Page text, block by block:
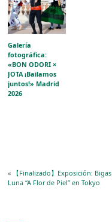
Galería
fotográfica:
«BON ODORI ×
JOTA ¡Bailamos
juntos!» Madrid
2026
« 【Finalizado】Exposición: Bigas
Luna “A Flor de Piel” en Tokyo